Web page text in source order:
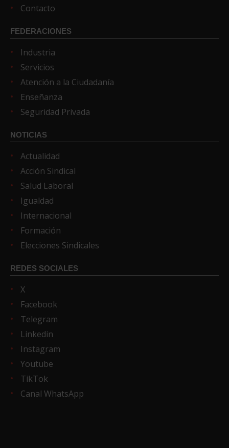
Contacto
FEDERACIONES
Industria
Servicios
Atención a la Ciudadanía
Enseñanza
Seguridad Privada
NOTICIAS
Actualidad
Acción Sindical
Salud Laboral
Igualdad
Internacional
Formación
Elecciones Sindicales
REDES SOCIALES
X
Facebook
Telegram
Linkedin
Instagram
Youtube
TikTok
Canal WhatsApp